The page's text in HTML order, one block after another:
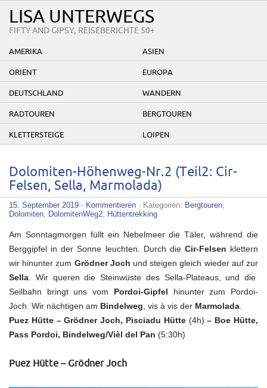
LISA UNTERWEGS
FIFTY AND GIPSY, REISEBERICHTE 50+
AMERIKA ASIEN
ORIENT EUROPA
DEUTSCHLAND WANDERN
RADTOUREN BERGTOUREN
KLETTERSTEIGE LOIPEN
Dolomiten-Höhenweg-Nr.2 (Teil2: Cir-
Felsen, Sella, Marmolada)
15. September 2019 · Kommentieren · Kategorien: Bergtouren,
Dolomiten, DolomitenWeg2, Hüttentrekking
Am Sonntagmorgen füllt ein Nebelmeer die Täler, während die
Berggipfel in der Sonne leuchten. Durch die Cir-Felsen klettern
wir hinunter zum Grödner Joch und steigen gleich wieder auf zur
Sella . Wir queren die Steinwüste des Sella-Plateaus, und die
Seilbahn bringt uns vom Pordoi-Gipfel hinunter zum Pordoi-
Joch. Wir nächtigen am Bindelweg , vis à vis der Marmolada
Puez Hütte – Grödner Joch, Pisciadu Hütte(4h) – Boe Hütte,
Pass Pordoi, Bindelweg/Vièl del Pan (5:30h)
Puez Hütte – Grödner Joch